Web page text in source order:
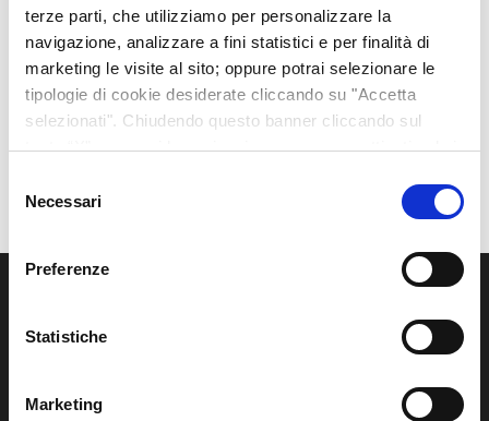
terze parti, che utilizziamo per personalizzare la
navigazione, analizzare a fini statistici e per finalità di
marketing le visite al sito; oppure potrai selezionare le
tipologie di cookie desiderate cliccando su "Accetta
selezionati". Chiudendo questo banner cliccando sul
tasto “X” prosegui la navigazione e saranno attivati solo i
modificare le tue preferenze in ogni momento mediante il
link “Impostazione dei cookie” a fine pagina. Per ulteriori
informazioni ti invitiamo a prendere visione della Cookie
Policy.
delNecessari
Preferenze
Statistiche
Marketing
LaRainbow Italia Srl
è unico importatore per l’Italia dei